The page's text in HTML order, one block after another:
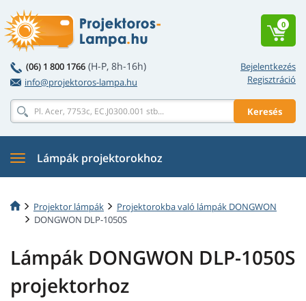
Bejelentkezés
Regisztráció
(06) 1 800 1766 (H-P, 8h-16h)
info@projektoros-lampa.hu
Keresés
0
Lámpák projektorokhoz
Projektor lámpák
Projektorokba való lámpák DONGWON
DONGWON DLP-1050S
Lámpák DONGWON DLP-1050S
projektorhoz